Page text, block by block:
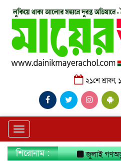
২১শে শ্রাবণ,
Toggle
navigation
শিরোনাম : জুলাই গণঅভ্যুত্থান